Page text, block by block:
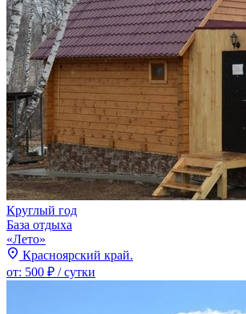
Круглый год
База отдыха
«Лето»
Красноярский край.
от: 500 ₽ / сутки